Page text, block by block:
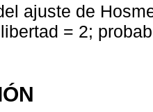
ajuste de
= 2;